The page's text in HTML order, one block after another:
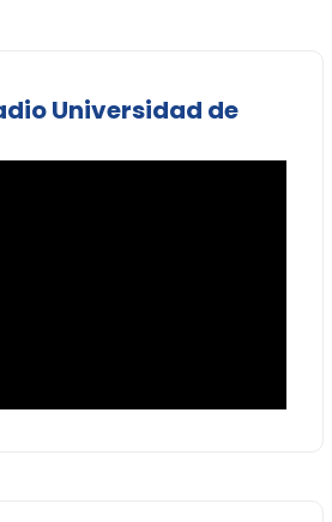
Universidad de